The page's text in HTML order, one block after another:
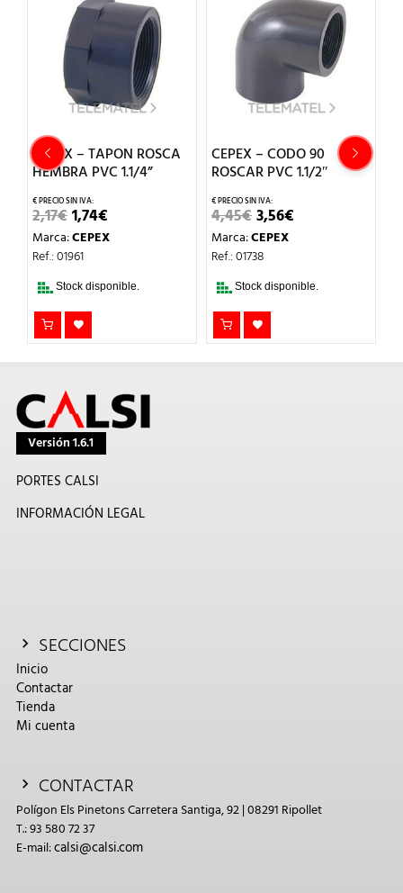
ROSCA
1.1/4”
PRECIO
ACTUAL
CEPEX – CODO 90
ROSCAR PVC 1.1/2″
PRECIO
ORIGINAL
EL
PRECIO
ACTUAL
ES:
Stock disponible.
CEPEX – TE 90
PVC d.1.1/4″
4,63
Stock disponible.
Versión 1.6.1
PORTES CALSI
INFORMACIÓN LEGAL
SECCIONES
Inicio
Contactar
Tienda
Mi cuenta
CONTACTAR
Polígon Els Pinetons Carretera Santiga, 92 | 08291 Ripollet
T.: 93 580 72 37
E-mail:calsi@calsi.com